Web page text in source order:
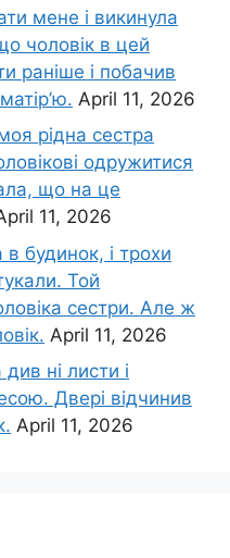
мене і викинула
чоловік в цей
раніше і побачив
April 11, 2026
рідна сестра
одружитися
що на це
11, 2026
будинок, і трохи
Той
сестри. Але ж
April 11, 2026
ні листи і
Двері відчинив
April 11, 2026